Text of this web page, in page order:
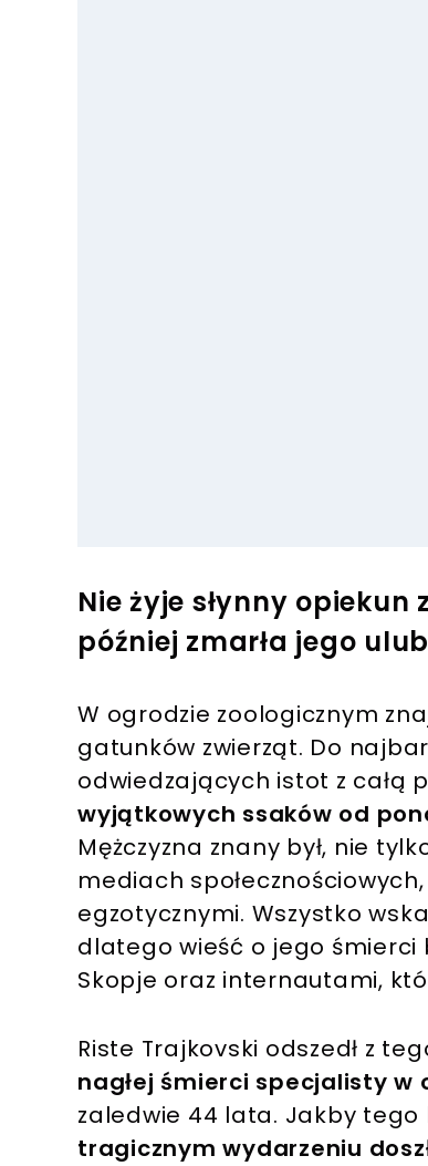
Nie żyje słynny opiekun
później zmarła jego
W ogrodzie zoologicznym
gatunków zwierząt. Do
odwiedzających istot z całą
wyjątkowych ssaków od
Mężczyzna znany był, nie
mediach
egzotycznymi. Wszystko
dlatego wieść o jego śmierci
Skopje oraz internautami,
Riste Trajkovski odszedł z
nagłej śmierci specjalisty
zaledwie 44 lata. Jakby tego
tragicznym wydarzeniu